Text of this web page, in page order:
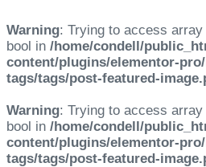
Warning: Trying to access
bool in /home/condell/
content/plugins/elementor-
tags/tags/post-featured-
Warning: Trying to access
bool in /home/condell/
content/plugins/elementor-
tags/tags/post-featured-